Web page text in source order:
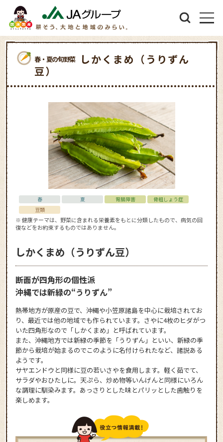
春・夏の旬野菜
しかくまめ（うりずん
豆）
春 夏 胃腸障害
骨粗しょう症
豆類
※ 健康テーマは、野菜に含まれる栄養素をもとに分類したもので、病気の回
復などをお約束するものではありません。
しかくまめ（うりずん豆）
断面が四角形の個性派
沖縄では新緑の“うりずん”
熱帯地方が原産の豆で、沖縄や小笠原諸島を中心に栽培されてお
り、最近では他の地域でも作られています。さやに4枚のヒダがつ
いた四角形なので「しかくまめ」と呼ばれています。
また、沖縄地方では新緑の季節を「うりずん」といい、新緑の季
節から栽培が始まるのでこのように名付けられたなど、諸説ある
ようです。
サヤエンドウと同様に豆の若いさやを食用します。軽く茹でて、
サラダやおひたしに。天ぷら、炒め物等いんげんと同様にいろん
な調理に馴染みます。あっさりとした味とパリッとした歯触りを
楽しめます。